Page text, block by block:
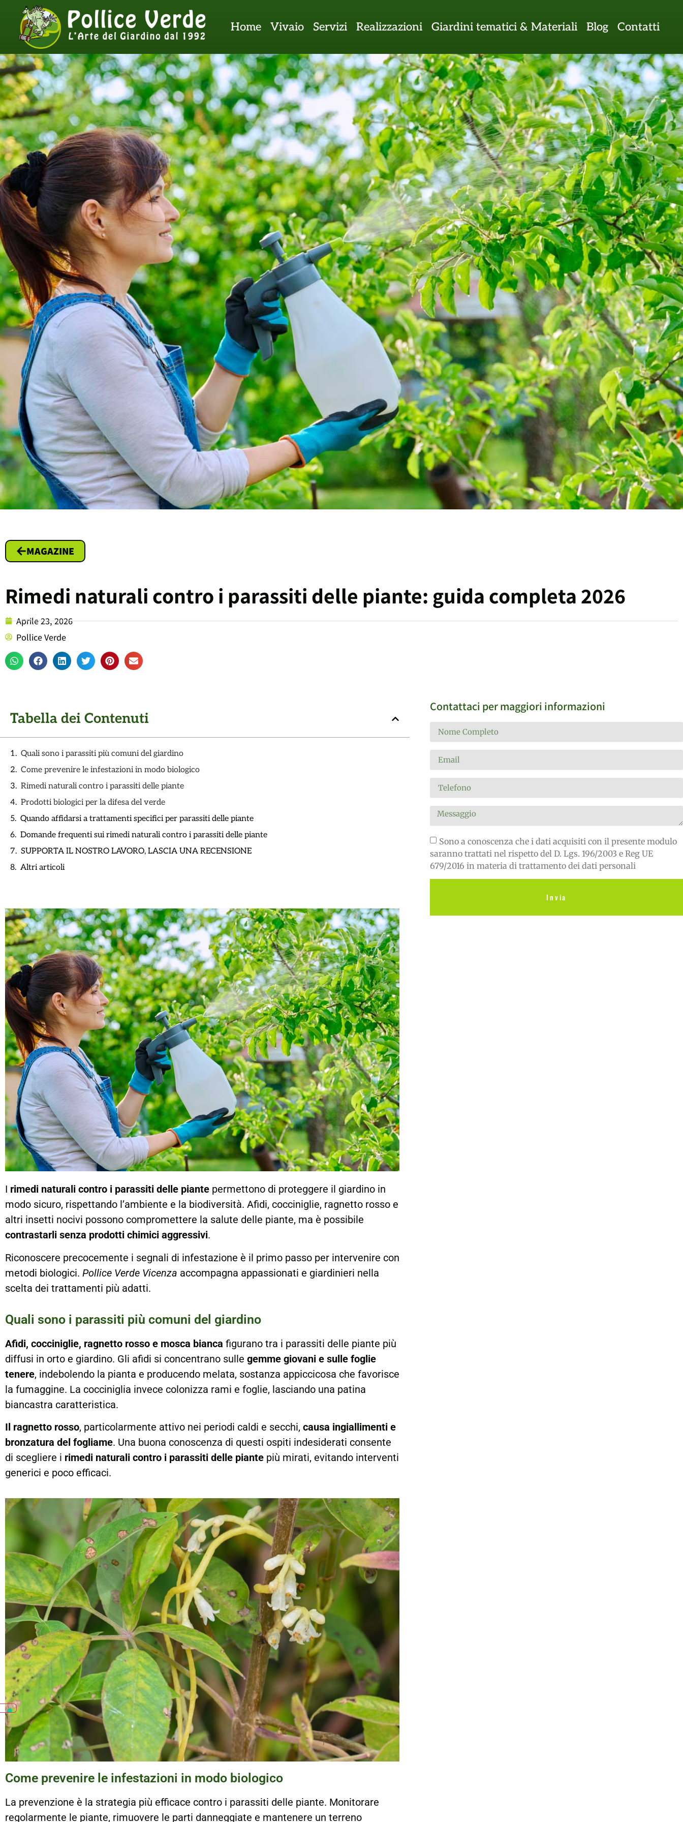
Home Vivaio Servizi Realizzazioni Giardini tematici & Materiali Blog Contatti
MAGAZINE
Rimedi naturali contro i parassiti delle piante: guida completa 2026
Aprile 23, 2026
Pollice Verde
Tabella dei Contenuti
Quali sono i parassiti più comuni del giardino
Come prevenire le infestazioni in modo biologico
Rimedi naturali contro i parassiti delle piante
Prodotti biologici per la difesa del verde
Quando affidarsi a trattamenti specifici per parassiti delle piante
Domande frequenti sui rimedi naturali contro i parassiti delle piante
SUPPORTA IL NOSTRO LAVORO, LASCIA UNA RECENSIONE
Altri articoli
I rimedi naturali contro i parassiti delle piante permettono di proteggere il giardino in
modo sicuro, rispettando l’ambiente e la biodiversità. Afidi, cocciniglie, ragnetto rosso e
altri insetti nocivi possono compromettere la salute delle piante, ma è possibile
contrastarli senza prodotti chimici aggressivi.
Riconoscere precocemente i segnali di infestazione è il primo passo per intervenire con
metodi biologici. Pollice Verde Vicenza accompagna appassionati e giardinieri nella
scelta dei trattamenti più adatti.
Quali sono i parassiti più comuni del giardino
Afidi, cocciniglie, ragnetto rosso e mosca bianca figurano tra i parassiti delle piante più
diffusi in orto e giardino. Gli afidi si concentrano sulle gemme giovani e sulle foglie
tenere, indebolendo la pianta e producendo melata, sostanza appiccicosa che favorisce
la fumaggine. La cocciniglia invece colonizza rami e foglie, lasciando una patina
biancastra caratteristica.
Il ragnetto rosso, particolarmente attivo nei periodi caldi e secchi, causa ingiallimenti e
bronzatura del fogliame. Una buona conoscenza di questi ospiti indesiderati consente
di scegliere i rimedi naturali contro i parassiti delle piante più mirati, evitando interventi
generici e poco efficaci.
Come prevenire le infestazioni in modo biologico
La prevenzione è la strategia più efficace contro i parassiti delle piante. Monitorare
regolarmente le piante, rimuovere le parti danneggiate e mantenere un terreno
Contattaci per maggiori informazioni
Sono a conoscenza che i dati acquisiti con il presente modulo
saranno trattati nel rispetto del D. Lgs. 196/2003 e Reg UE
679/2016 in materia di trattamento dei dati personali
Invia